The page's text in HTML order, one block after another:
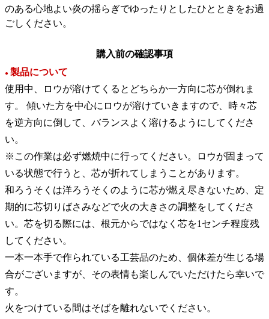
のある心地よい炎の揺らぎでゆったりとしたひとときをお過
ごしください。
購入前の確認事項
● 製品について
使用中、ロウが溶けてくるとどちらか一方向に芯が倒れま
す。 傾いた方を中心にロウが溶けていきますので、時々芯
を逆方向に倒して、バランスよく溶けるようにしてくださ
い。
※この作業は必ず燃焼中に行ってください。ロウが固まって
いる状態で行うと、芯が折れてしまうことがあります。
和ろうそくは洋ろうそくのように芯が燃え尽きないため、定
期的に芯切りばさみなどで火の大きさの調整をしてくださ
い。芯を切る際には、根元からではなく芯を1センチ程度残
してください。
一本一本手で作られている工芸品のため、個体差が生じる場
合がございますが、その表情も楽しんでいただけたら幸いで
す。
火をつけている間はそばを離れないでください。